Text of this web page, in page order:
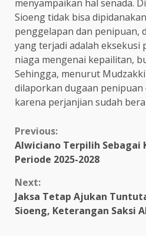
menyampaikan hal senada.
Sioeng tidak bisa
penggelapan dan penipuan,
yang terjadi adalah eksekusi
niaga mengenai kepailitan,
Sehingga, menurut
dilaporkan dugaan penipuan
karena perjanjian sudah
Continue
Reading
Previous:
Alwiciano Terpilih Sebagai
Periode 2025-2028
Next:
Jaksa Tetap Ajukan
Sioeng, Keterangan Saksi